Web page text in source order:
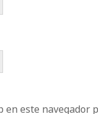
en este navegador